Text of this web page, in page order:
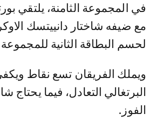
في المجموعة الثامنة، يلتقي
مع ضيفه شاختار دانييتسك
لحسم البطاقة الثانية للمجموعة
ويملك الفريقان تسع نقاط
البرتغالي التعادل، فيما يحتاج
الفوز.